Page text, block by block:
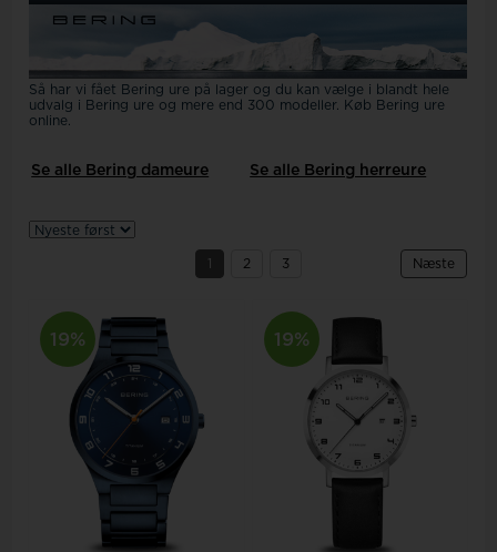
Så har vi fået Bering ure på lager og du kan vælge i blandt hele
udvalg i Bering ure og mere end 300 modeller. Køb Bering ure
online.
Se alle Bering dameure Se alle Bering herreure
2 3 Næste
19% 19%